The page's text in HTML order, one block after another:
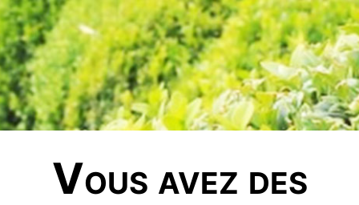
Vous avez des